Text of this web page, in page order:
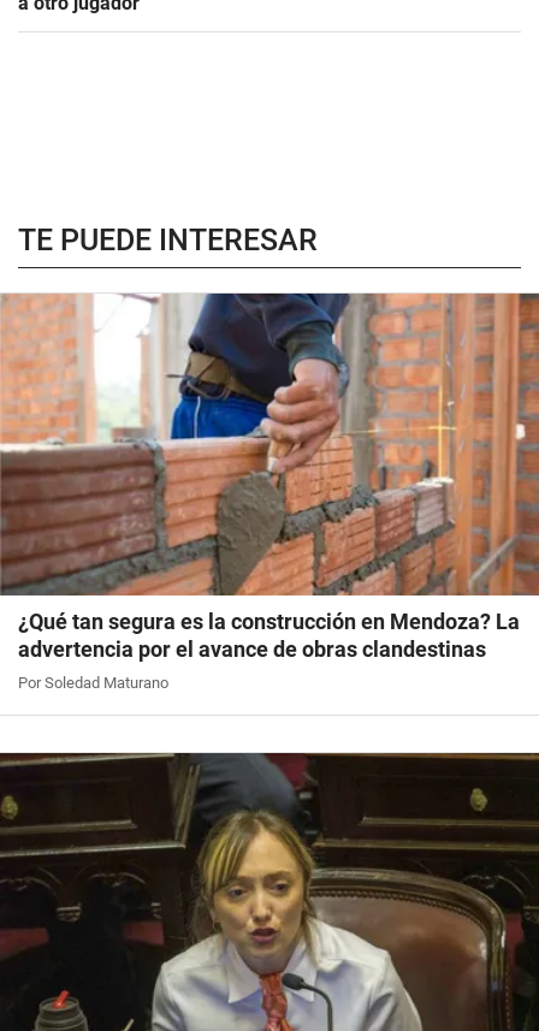
TE PUEDE INTERESAR
¿Qué tan segura es la construcción en Mendoza? La
advertencia por el avance de obras clandestinas
Por Soledad Maturano